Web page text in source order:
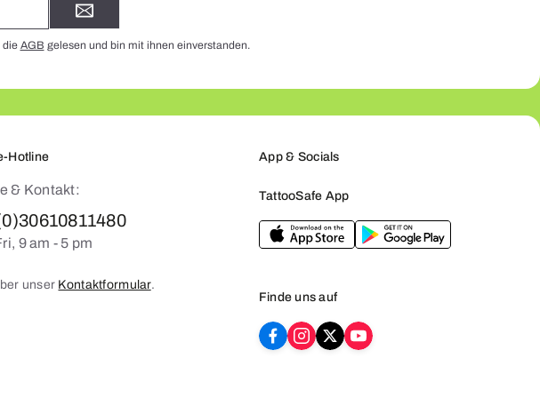
die AGB gelesen und bin mit ihnen einverstanden.
App & Socials
TattooSafe App
Finde uns auf
Hotline
& Kontakt:
9 am - 5 pm
unser Kontaktformular.